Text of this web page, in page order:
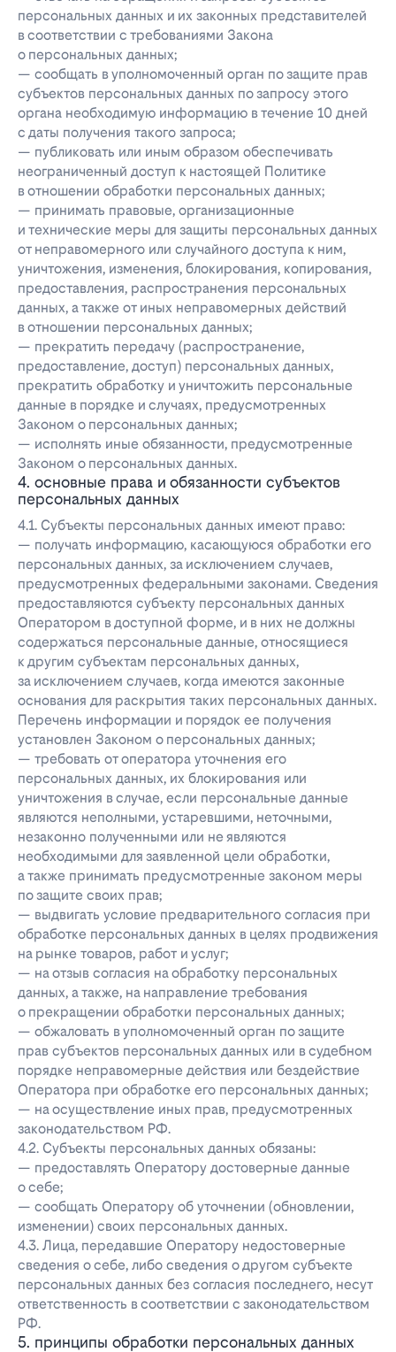
персональных данных и их законных представителей
в соответствии с требованиями Закона
о персональных данных;
— сообщать в уполномоченный орган по защите прав
субъектов персональных данных по запросу этого
органа необходимую информацию в течение 10 дней
с даты получения такого запроса;
— публиковать или иным образом обеспечивать
неограниченный доступ к настоящей Политике
в отношении обработки персональных данных;
— принимать правовые, организационные
и технические меры для защиты персональных данных
от неправомерного или случайного доступа к ним,
уничтожения, изменения, блокирования, копирования,
предоставления, распространения персональных
данных, а также от иных неправомерных действий
в отношении персональных данных;
— прекратить передачу (распространение,
предоставление, доступ) персональных данных,
прекратить обработку и уничтожить персональные
данные в порядке и случаях, предусмотренных
Законом о персональных данных;
— исполнять иные обязанности, предусмотренные
Законом о персональных данных.
4. основные права и обязанности субъектов
персональных данных
4.1. Субъекты персональных данных имеют право:
— получать информацию, касающуюся обработки его
персональных данных, за исключением случаев,
предусмотренных федеральными законами. Сведения
предоставляются субъекту персональных данных
Оператором в доступной форме, и в них не должны
содержаться персональные данные, относящиеся
к другим субъектам персональных данных,
за исключением случаев, когда имеются законные
основания для раскрытия таких персональных данных.
Перечень информации и порядок ее получения
установлен Законом о персональных данных;
— требовать от оператора уточнения его
персональных данных, их блокирования или
уничтожения в случае, если персональные данные
являются неполными, устаревшими, неточными,
незаконно полученными или не являются
необходимыми для заявленной цели обработки,
а также принимать предусмотренные законом меры
по защите своих прав;
— выдвигать условие предварительного согласия при
обработке персональных данных в целях продвижения
на рынке товаров, работ и услуг;
— на отзыв согласия на обработку персональных
данных, а также, на направление требования
о прекращении обработки персональных данных;
— обжаловать в уполномоченный орган по защите
прав субъектов персональных данных или в судебном
порядке неправомерные действия или бездействие
Оператора при обработке его персональных данных;
— на осуществление иных прав, предусмотренных
законодательством РФ.
4.2. Субъекты персональных данных обязаны:
— предоставлять Оператору достоверные данные
о себе;
— сообщать Оператору об уточнении (обновлении,
изменении) своих персональных данных.
4.3. Лица, передавшие Оператору недостоверные
сведения о себе, либо сведения о другом субъекте
персональных данных без согласия последнего, несут
ответственность в соответствии с законодательством
РФ.
5. принципы обработки персональных данных